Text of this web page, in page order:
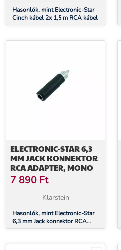
Hasonlók, mint Electronic-Star
Cinch kábel 2x 1,5 m RCA kábel
ELECTRONIC-STAR 6,3
MM JACK KONNEKTOR
RCA ADAPTER, MONO
7 890 Ft
Klarstein
Hasonlók, mint Electronic-Star
6,3 mm Jack konnektor RCA
adapter, mono